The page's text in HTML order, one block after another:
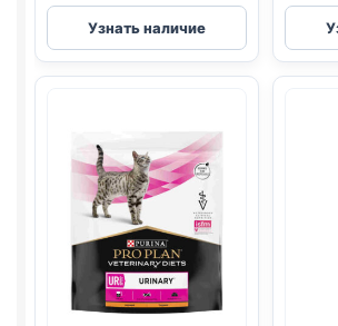
Pro
Plan
Vet
Узнать наличие